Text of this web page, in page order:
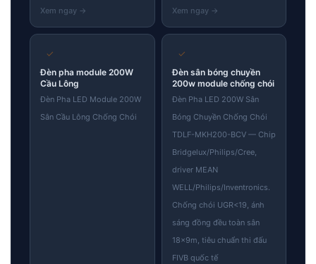
✓
Đèn pha module 200W
Cầu Lông
Đèn Pha LED Module 200W
Sân Cầu Lông Chống Chói
✓
Đèn sân bóng chuyền
200w module chống chói
Đèn Pha LED 200W Sân
Bóng Chuyền Chống Chói
TDLF-MKH200-BCV — Chip
Bridgelux/Philips/Cree,
driver MEAN
WELL/Philips/Inventronics.
Chống chói UGR<19, ánh
sáng đồng đều toàn sân
18×9m, tiêu chuẩn thi đấu
FIVB quốc tế